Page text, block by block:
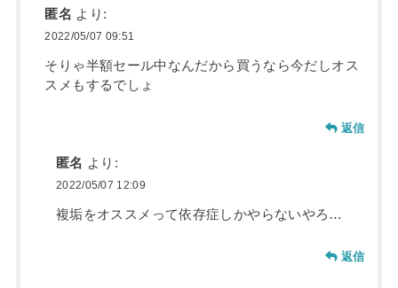
匿名 より:
2022/05/07 09:51
そりゃ半額セール中なんだから買うなら今だしオス
スメもするでしょ
返信
匿名 より:
2022/05/07 12:09
複垢をオススメって依存症しかやらないやろ…
返信